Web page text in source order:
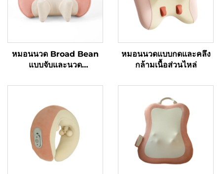
หมอนนวด Broad Bean
แบบจับและนวด
หมอนนวดแบบกดและคลึง
กล้ามเนื้อส่วนไหล่